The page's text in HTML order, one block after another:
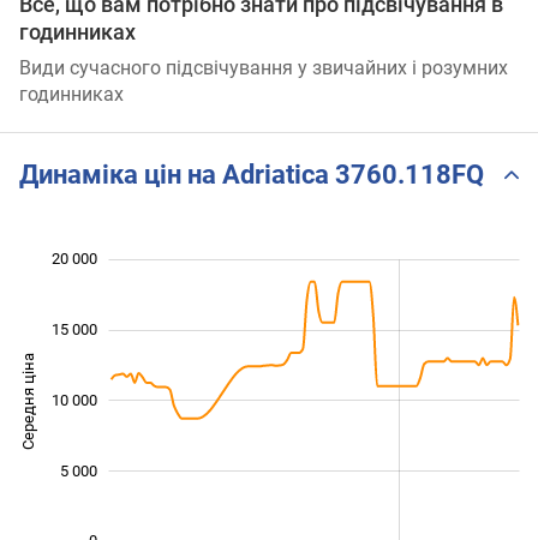
годинниках
Види сучасного підсвічування у звичайних і розумних
годинниках
Динаміка цін на Adriatica 3760.118FQ
Середня ціна 10 000
5 000
10 000
15 000
20 000